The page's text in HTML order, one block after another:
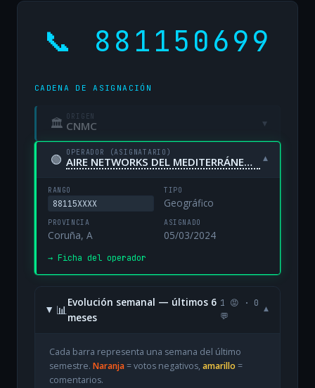
📞 881150699
CADENA DE ASIGNACIÓN
🏛 ORIGEN
CNMC ▾
🟢 OPERADOR (ASIGNATARIO)
AIRE NETWORKS DEL MEDITERRÁNEO, S.L. UNIPERSONAL ▾
RANGO
88115XXXX
TIPO
Geográfico
PROVINCIA
Coruña, A
ASIGNADO
05/03/2024
→ Ficha del operador
📊
Evolución semanal — últimos 6
meses
1 😡 · 0
💬
▾
Cada barra representa una semana del último
semestre. Naranja= votos negativos, amarillo =
comentarios.